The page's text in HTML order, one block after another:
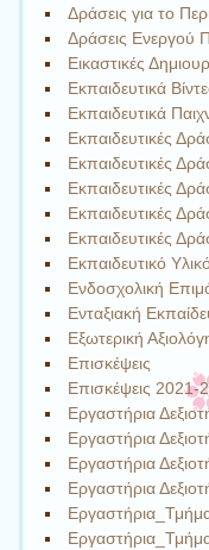
Δράσεις για το
Δράσεις Ενεργού
Εικαστικές
Εκπαιδευτικά
Εκπαιδευτικά
Εκπαιδευτικές
Εκπαιδευτικές
Εκπαιδευτικές
Εκπαιδευτικές
Εκπαιδευτικές
Εκπαιδευτικό
Ενδοσχολική
Ενταξιακή
Εξωτερική
Επισκέψεις
Επισκέψεις 2021-
Εργαστήρια
Εργαστήρια
Εργαστήρια
Εργαστήρια